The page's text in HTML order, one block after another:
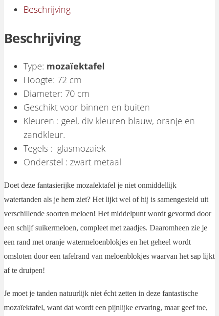
Beschrijving
Beschrijving
Type: mozaïektafel
Hoogte: 72 cm
Diameter: 70 cm
Geschikt voor binnen en buiten
Kleuren : geel, div kleuren blauw, oranje en
zandkleur.
Tegels : glasmozaiek
Onderstel : zwart metaal
Doet deze fantasierijke mozaïektafel je niet onmiddellijk
watertanden als je hem ziet? Het lijkt wel of hij is samengesteld uit
verschillende soorten meloen! Het middelpunt wordt gevormd door
een schijf suikermeloen, compleet met zaadjes. Daaromheen zie je
een rand met oranje watermeloenblokjes en het geheel wordt
omsloten door een tafelrand van meloenblokjes waarvan het sap lijkt
af te druipen!
Je moet je tanden natuurlijk niet écht zetten in deze fantastische
mozaïektafel, want dat wordt een pijnlijke ervaring, maar geef toe,